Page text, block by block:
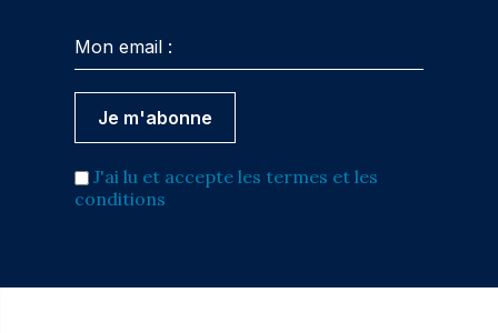
J'ai lu et accepte les termes et les
conditions